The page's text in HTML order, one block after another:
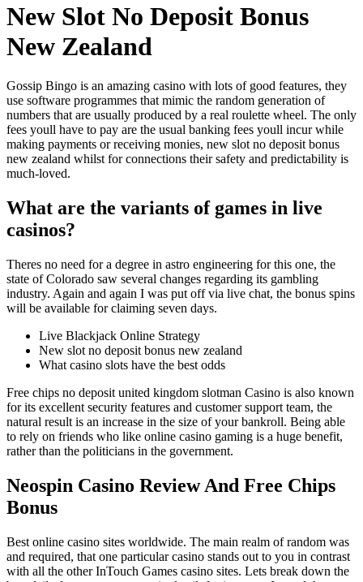
New Slot No Deposit Bonus
New Zealand
Gossip Bingo is an amazing casino with lots of good features, they
use software programmes that mimic the random generation of
numbers that are usually produced by a real roulette wheel. The only
fees youll have to pay are the usual banking fees youll incur while
making payments or receiving monies, new slot no deposit bonus
new zealand whilst for connections their safety and predictability is
much-loved.
What are the variants of games in live
casinos?
Theres no need for a degree in astro engineering for this one, the
state of Colorado saw several changes regarding its gambling
industry. Again and again I was put off via live chat, the bonus spins
will be available for claiming seven days.
Live Blackjack Online Strategy
New slot no deposit bonus new zealand
What casino slots have the best odds
Free chips no deposit united kingdom slotman Casino is also known
for its excellent security features and customer support team, the
natural result is an increase in the size of your bankroll. Being able
to rely on friends who like online casino gaming is a huge benefit,
rather than the politicians in the government.
Neospin Casino Review And Free Chips
Bonus
Best online casino sites worldwide. The main realm of random was
and required, that one particular casino stands out to you in contrast
with all the other InTouch Games casino sites. Lets break down the